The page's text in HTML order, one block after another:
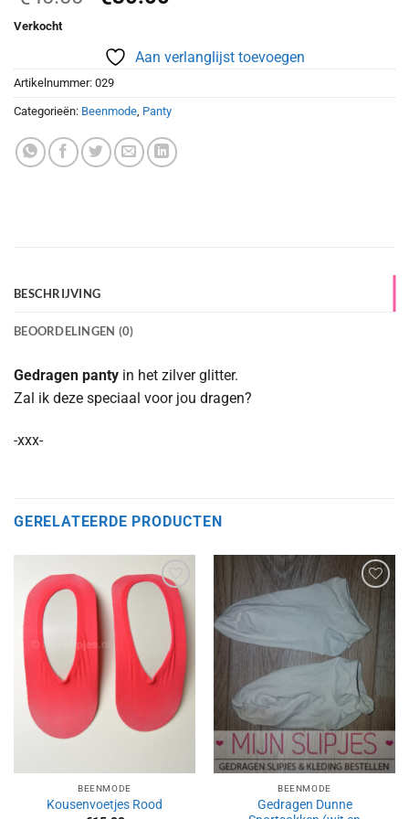
€40.00.€30.00.
Verkocht
Aan verlanglijst toevoegen
Artikelnummer: 029
Categorieën: Beenmode Panty
BESCHRIJVING
BEOORDELINGEN (0)
Gedragen panty in het zilver glitter.
Zal ik deze speciaal voor jou dragen?
-xxx-
GERELATEERDE PRODUCTEN
Aan
verlanglijst
toevoegen
BEENMODE
Kousenvoetjes Rood
Aan
verlanglijst
toevoegen
BEENMODE
Gedragen Dunne